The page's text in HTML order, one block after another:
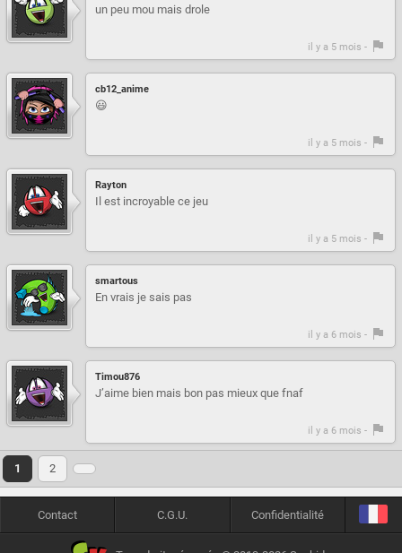
un peu mou mais drole
il y a 5 mois -
cb12_anime
😃
il y a 5 mois -
Rayton
Il est incroyable ce jeu
il y a 5 mois -
smartous
En vrais je sais pas
il y a 6 mois -
Timou876
J’aime bien mais bon pas mieux que fnaf
il y a 6 mois -
1 2
Contact C.G.U. Confidentialité